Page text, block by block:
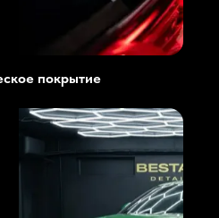
покрытие